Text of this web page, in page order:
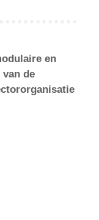
en
de